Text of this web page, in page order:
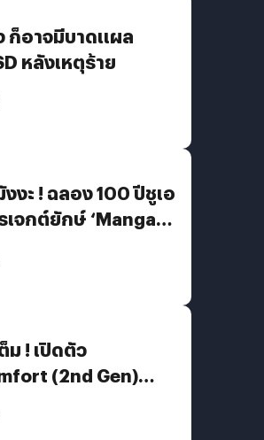
ก็อาจมีบาดแผล
หลังเหตุร้าย
งะ ! ฉลอง 100 ปีชูเอ
เจกต์ยักษ์ ‘Manga
วย
ม ! เปิดตัว
(2nd Gen)